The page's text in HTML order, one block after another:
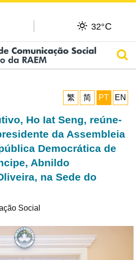
32°C
繁
简 PT EN
Ho Iat Seng, reúne-
da Assembleia
Democrática de
Abnildo
na Sede do
Social